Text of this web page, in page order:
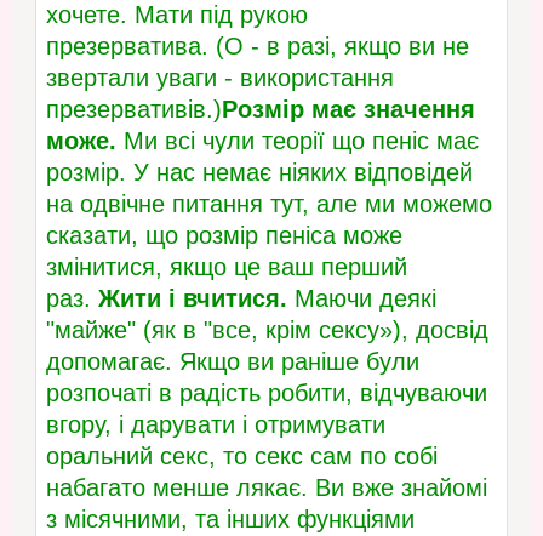
хочете. Мати під рукою
презерватива. (О - в разі, якщо ви не
звертали уваги - використання
презервативів.)Розмір має значення
може. Ми всі чули теорії що пеніс має
розмір. У нас немає ніяких відповідей
на одвічне питання тут, але ми можемо
сказати, що розмір пеніса може
змінитися, якщо це ваш перший
раз. Жити і вчитися. Маючи деякі
"майже" (як в "все, крім сексу»), досвід
допомагає. Якщо ви раніше були
розпочаті в радість робити, відчуваючи
вгору, і дарувати і отримувати
оральний секс, то секс сам по собі
набагато менше лякає. Ви вже знайомі
з місячними, та інших функціями